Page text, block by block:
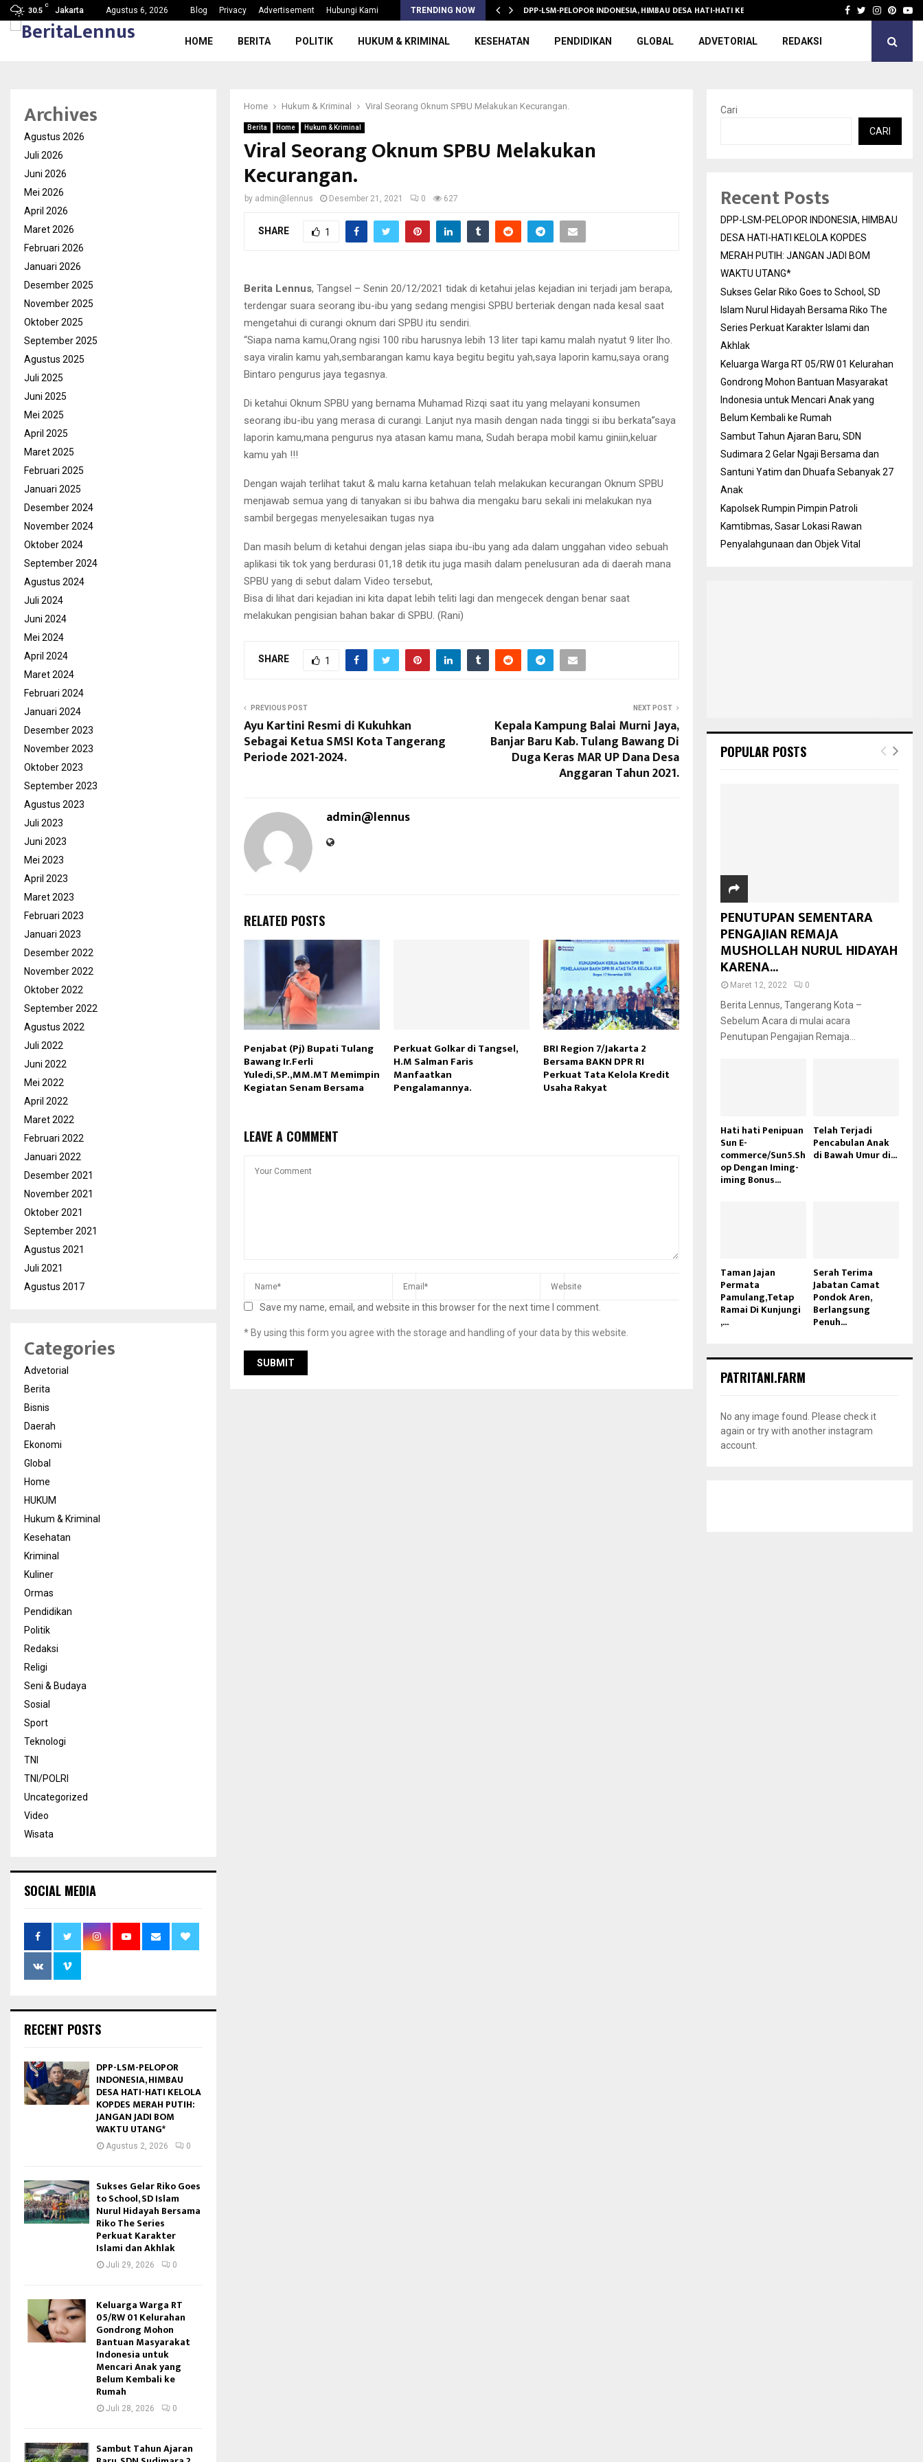
30.5
C
Jakarta Agustus 6, 2026 Blog Privacy Advertisement Hubungi Kami TRENDING NOW
Nama Baik… SDN Karang Tengah 6 Gelar MPLS 2026/2027,… DPP-LSM-PELOPOR INDONESIA, HIMBAU DESA HATI-HATI KELOLA KOPDES… Sukses
Facebook
Twitter
HOME BERITA POLITIK HUKUM & KRIMINAL KESEHATAN PENDIDIKAN GLOBAL ADVETORIAL REDAKSI
Home Hukum & Kriminal Viral Seorang Oknum SPBU Melakukan Kecurangan.
Berita Home Hukum & Kriminal
Viral Seorang Oknum SPBU Melakukan
Kecurangan.
by admin@lennus Desember 21, 2021 0 627
SHARE 1
Berita Lennus, Tangsel – Senin 20/12/2021 tidak di ketahui jelas kejadian ini terjadi jam berapa,
terdengar suara seorang ibu-ibu yang sedang mengisi SPBU berteriak dengan nada kesal saat
mengetahui di curangi oknum dari SPBU itu sendiri.
“Siapa nama kamu,Orang ngisi 100 ribu harusnya lebih 13 liter tapi kamu malah nyatut 9 liter lho.
saya viralin kamu yah,sembarangan kamu kaya begitu begitu yah,saya laporin kamu,saya orang
Bintaro pengurus jaya tegasnya.
Di ketahui Oknum SPBU yang bernama Muhamad Rizqi saat itu yang melayani konsumen
seorang ibu-ibu yang merasa di curangi. Lanjut nya masih dengan nada tinggi si ibu berkata”saya
laporin kamu,mana pengurus nya atasan kamu mana, Sudah berapa mobil kamu giniin,keluar
kamu yah !!!
Dengan wajah terlihat takut & malu karna ketahuan telah melakukan kecurangan Oknum SPBU
menjawab semua yang di tanyakan si ibu bahwa dia mengaku baru sekali ini melakukan nya
sambil bergegas menyelesaikan tugas nya
Dan masih belum di ketahui dengan jelas siapa ibu-ibu yang ada dalam unggahan video sebuah
aplikasi tik tok yang berdurasi 01,18 detik itu juga masih dalam penelusuran ada di daerah mana
SPBU yang di sebut dalam Video tersebut,
Bisa di lihat dari kejadian ini kita dapat lebih teliti lagi dan mengecek dengan benar saat
melakukan pengisian bahan bakar di SPBU. (Rani)
SHARE 1
PREVIOUS POST
Ayu Kartini Resmi di Kukuhkan
Sebagai Ketua SMSI Kota Tangerang
Periode 2021-2024.
NEXT POST
Kepala Kampung Balai Murni Jaya,
Banjar Baru Kab. Tulang Bawang Di
Duga Keras MAR UP Dana Desa
Anggaran Tahun 2021.
admin@lennus
RELATED POSTS
Penjabat (Pj) Bupati Tulang
Bawang Ir.Ferli
Yuledi,SP.,MM.MT Memimpin
Kegiatan Senam Bersama
Perkuat Golkar di Tangsel,
H.M Salman Faris
Manfaatkan
Pengalamannya.
BRI Region 7/Jakarta 2
Bersama BAKN DPR RI
Perkuat Tata Kelola Kredit
Usaha Rakyat
LEAVE A COMMENT
Save my name, email, and website in this browser for the next time I comment.
* By using this form you agree with the storage and handling of your data by this website.
Archives
Agustus 2026
Juli 2026
Juni 2026
Mei 2026
April 2026
Maret 2026
Februari 2026
Januari 2026
Desember 2025
November 2025
Oktober 2025
September 2025
Agustus 2025
Juli 2025
Juni 2025
Mei 2025
April 2025
Maret 2025
Februari 2025
Januari 2025
Desember 2024
November 2024
Oktober 2024
September 2024
Agustus 2024
Juli 2024
Juni 2024
Mei 2024
April 2024
Maret 2024
Februari 2024
Januari 2024
Desember 2023
November 2023
Oktober 2023
September 2023
Agustus 2023
Juli 2023
Juni 2023
Mei 2023
April 2023
Maret 2023
Februari 2023
Januari 2023
Desember 2022
November 2022
Oktober 2022
September 2022
Agustus 2022
Juli 2022
Juni 2022
Mei 2022
April 2022
Maret 2022
Februari 2022
Januari 2022
Desember 2021
November 2021
Oktober 2021
September 2021
Agustus 2021
Juli 2021
Agustus 2017
Categories
Advetorial
Berita
Bisnis
Daerah
Ekonomi
Global
Home
HUKUM
Hukum & Kriminal
Kesehatan
Kriminal
Kuliner
Ormas
Pendidikan
Politik
Redaksi
Religi
Seni & Budaya
Sosial
Sport
Teknologi
TNI
TNI/POLRI
Uncategorized
Video
Wisata
SOCIAL MEDIA
RECENT POSTS
DPP-LSM-PELOPOR
INDONESIA, HIMBAU
DESA HATI-HATI KELOLA
KOPDES MERAH PUTIH:
JANGAN JADI BOM
WAKTU UTANG*
Agustus 2, 2026 0
Sukses Gelar Riko Goes
to School, SD Islam
Nurul Hidayah Bersama
Riko The Series
Perkuat Karakter
Islami dan Akhlak
Juli 29, 2026 0
Keluarga Warga RT
05/RW 01 Kelurahan
Gondrong Mohon
Bantuan Masyarakat
Indonesia untuk
Mencari Anak yang
Belum Kembali ke
Rumah
Juli 28, 2026 0
Sambut Tahun Ajaran
Cari
CARI
Recent Posts
DPP-LSM-PELOPOR INDONESIA, HIMBAU
DESA HATI-HATI KELOLA KOPDES
MERAH PUTIH: JANGAN JADI BOM
WAKTU UTANG*
Sukses Gelar Riko Goes to School, SD
Islam Nurul Hidayah Bersama Riko The
Series Perkuat Karakter Islami dan
Akhlak
Keluarga Warga RT 05/RW 01 Kelurahan
Gondrong Mohon Bantuan Masyarakat
Indonesia untuk Mencari Anak yang
Belum Kembali ke Rumah
Sambut Tahun Ajaran Baru, SDN
Sudimara 2 Gelar Ngaji Bersama dan
Santuni Yatim dan Dhuafa Sebanyak 27
Anak
Kapolsek Rumpin Pimpin Patroli
Kamtibmas, Sasar Lokasi Rawan
Penyalahgunaan dan Objek Vital
POPULAR POSTS
PENUTUPAN SEMENTARA
PENGAJIAN REMAJA
MUSHOLLAH NURUL HIDAYAH
KARENA...
Maret 12, 2022 0
Berita Lennus, Tangerang Kota –
Sebelum Acara di mulai acara
Penutupan Pengajian Remaja...
Hati hati Penipuan
Sun E-
commerce/Sun5.Sh
op Dengan Iming-
iming Bonus...
Telah Terjadi
Pencabulan Anak
di Bawah Umur di...
Taman Jajan
Permata
Pamulang,Tetap
Ramai Di Kunjungi
,...
Serah Terima
Jabatan Camat
Pondok Aren,
Berlangsung
Penuh...
PATRITANI.FARM
No any image found. Please check it
again or try with another instagram
account.